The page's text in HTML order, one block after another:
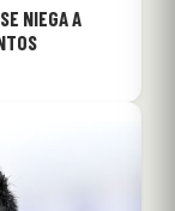
NIEGA A